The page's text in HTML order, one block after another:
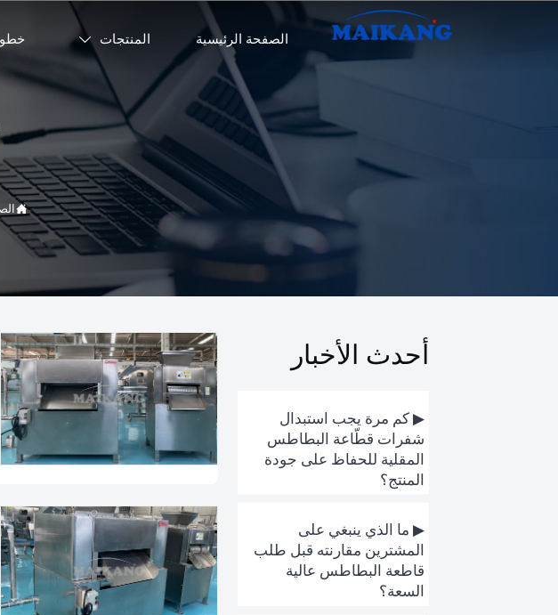
الصفحة الرئيسية المنتجات 

أحدث الأخبار
▶ كم مرة يجب استبدال
شفرات قطّاعة البطاطس
المقلية للحفاظ على جودة
المنتج؟
▶ ما الذي ينبغي على
المشترين مقارنته قبل طلب
قاطعة البطاطس عالية
السعة؟